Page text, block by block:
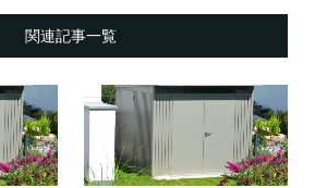
関連記事一覧